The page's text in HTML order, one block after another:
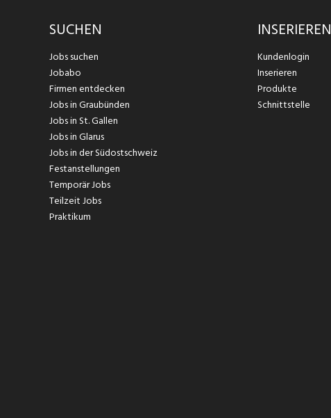
SUCHEN
Jobs suchen
Jobabo
Firmen entdecken
Jobs in Graubünden
Jobs in St. Gallen
Jobs in Glarus
Jobs in der Südostschweiz
Festanstellungen
Temporär Jobs
Teilzeit Jobs
Praktikum
INSERIEREN
Kundenlogin
Inserieren
Produkte
Schnittstelle